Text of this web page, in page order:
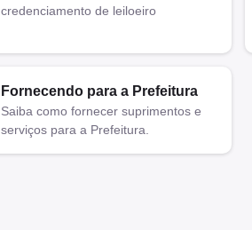
credenciamento de leiloeiro
Fornecendo para a Prefeitura
Saiba como fornecer suprimentos e
serviços para a Prefeitura.